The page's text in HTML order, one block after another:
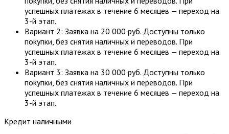
успешных платежах в течение 6 месяцев — переход на
3-й этап.
Вариант 2: Заявка на 20 000 руб. Доступны только
покупки, без снятия наличных и переводов. При
успешных платежах в течение 6 месяцев — переход на
3-й этап.
Вариант 3: Заявка на 30 000 руб. Доступны только
покупки, без снятия наличных и переводов. При
успешных платежах в течение 6 месяцев — переход на
3-й этап.
Кредит наличными